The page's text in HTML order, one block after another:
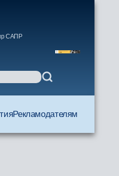
САПР
Рекламодателям